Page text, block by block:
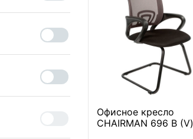
Офисное кресло
CHAIRMAN 696 В (V)